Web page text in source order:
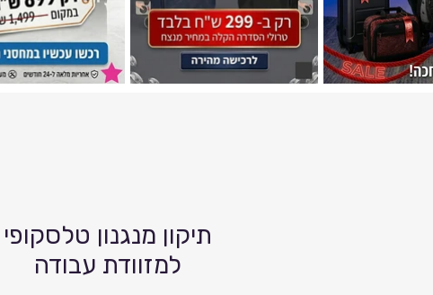
תיקון מנגנון טלסקופי
למזוודת עבודה